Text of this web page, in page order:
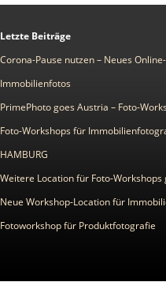
Letzte Beiträge
Corona-Pause nutzen – Neues
Immobilienfotos
PrimePhoto goes Austria – Foto-
Foto-Workshops für
HAMBURG
Weitere Location für Foto-Workshops
Neue Workshop-Location für
Fotoworkshop für Produktfotografie